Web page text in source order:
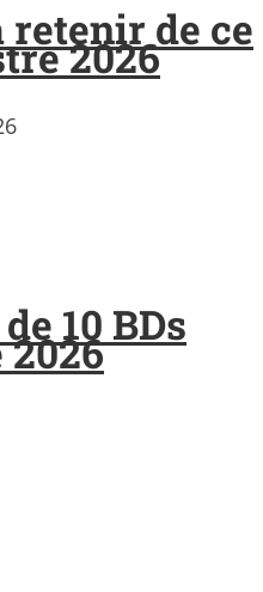
retenir de ce
2026
10 BDs